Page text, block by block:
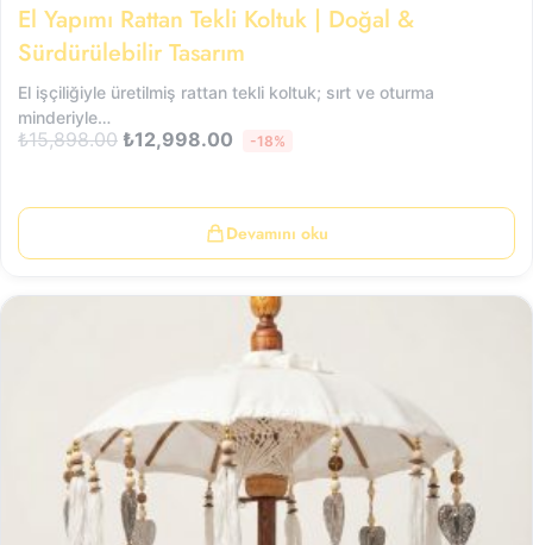
El Yapımı Rattan Tekli Koltuk | Doğal &
Sürdürülebilir Tasarım
El işçiliğiyle üretilmiş rattan tekli koltuk; sırt ve oturma
minderiyle…
₺15,898.00 ₺12,998.00 -18%
Devamını oku